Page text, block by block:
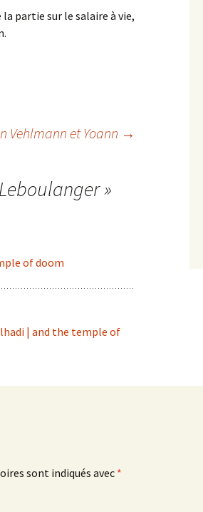
partie sur le salaire à vie,
Vehlmann et Yoann →
»
of doom
| and the temple of
sont indiqués avec *